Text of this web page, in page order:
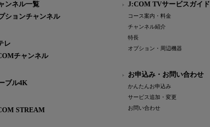
ンネル一覧
ションチャンネル
レ
チャンネル
ブル4K
STREAM
J:COM TVサービスガイド
コース案内・料金
チャンネル紹介
特長
オプション・周辺機器
お申込み・お問い合わせ
かんたんお申込み
サービス追加・変更
お問い合わせ